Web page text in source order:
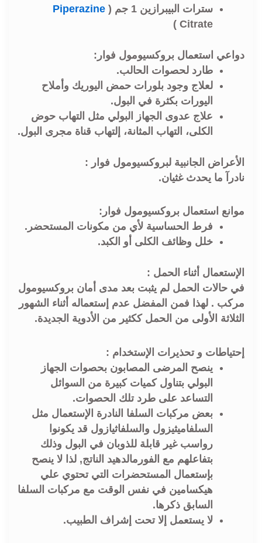
سترات البيبرازین 1 جم (
Piperazine
Citrate )
دواعي استعمال بروكسيومول فوار:
طارد لحصوات الحالب.
لعلاج وجود بلورات حمض اليوريك وأملاح
اليورات بكثرة في البول.
علاج عدوى الجهاز البولي مثل التهاب حوض
الكلى، التهاب المثانة، إلتهاب قناة مجرى البول.
الأعراض الجانبية لبروكسيومول فوار :
نادرآ ما يحدث غثيان.
موانع استعمال بروكسيومول فوار:
فرط الحساسية لأي من مكونات المستحضر.
خلل وظائف الكلى أو الكبد.
الإستعمال أثناء الحمل :
في حالات الحمل لم يثبت بعد مدى أمان بروكسيومول
مرکب . لهذا فمن المفضل عدم إستعماله أثناء الشهور
الثلاثة الأولى من الحمل ككثير من الأدوية الجديدة.
إحتياطات و تحذيرات الإستخدام :
ينصح المرضى المصابون بحصوات الجهاز
البولي بتناول كميات كبيرة من السوائل
التساعد على طرد تلك الحصوات.
بعض مركبات السلفا النادرة الإستعمال مثل
السلفاميثيزول والسلفاثيازول قد يكونوا
رواسب غير قابلة للذوبان في البول وذلك
بتفاعلهم مع الفورمالدهيد الناتج, لذا لا ينصح
بإستعمال المستحضرات التي تحتوي علي
هيكسامين في نفس الوقت مع مركبات السلفا
السابق ذكرها.
لا يستعمل إلا تحت إشراف الطبيب.